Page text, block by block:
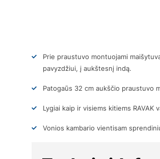
Prie praustuvo montuojami
pavyzdžiui, į aukštesnį indą.
Patogaūs 32 cm aukščio praustuvo
Lygiai kaip ir visiems kitiems
Vonios kambario vientisam